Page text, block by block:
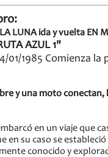
LA LUNA ida y vuelta EN
AZUL 1"
01/1985 Comienza
y una moto
en un viaje que
en su caso se
conocido y